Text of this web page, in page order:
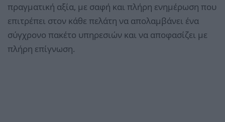
πραγματική αξία, με σαφή και πλήρη ενημέρωση που
επιτρέπει στον κάθε πελάτη να απολαμβάνει ένα
σύγχρονο πακέτο υπηρεσιών και να αποφασίζει με
πλήρη επίγνωση.